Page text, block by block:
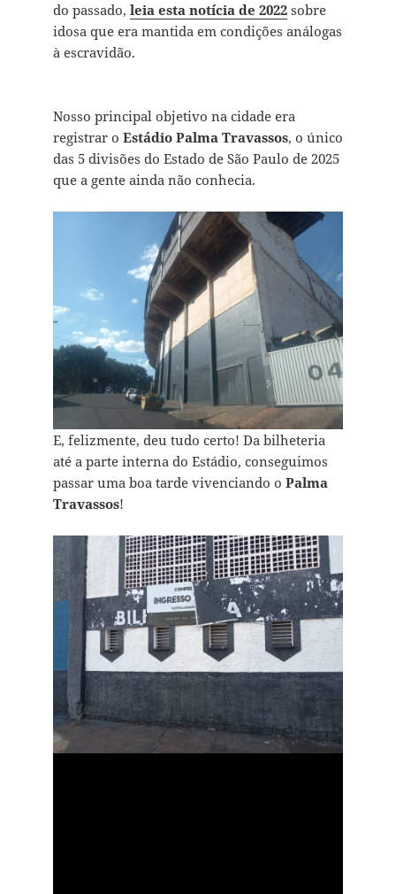
do passado, leia esta notícia de 2022sobre
idosa que era mantida em condições análogas
à escravidão.
Nosso principal objetivo na cidade era
registrar o Estádio Palma Travassos, o único
das 5 divisões do Estado de São Paulo de 2025
que a gente ainda não conhecia.
E, felizmente, deu tudo certo! Da bilheteria
até a parte interna do Estádio, conseguimos
passar uma boa tarde vivenciando o Palma
Travassos!